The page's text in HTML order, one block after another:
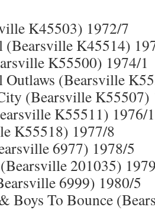
K45503) 1972/7
(Bearsville K45514)
K55500) 1974/1
Outlaws (Bearsville
(Bearsville K55507)
K55511) 1976/
K55518) 1977/8
6977) 1978/5
201035)
6999) 1980/5
Boys To Bounce